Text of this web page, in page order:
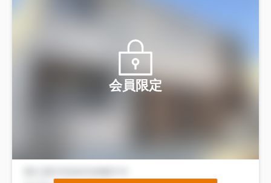
会員限定